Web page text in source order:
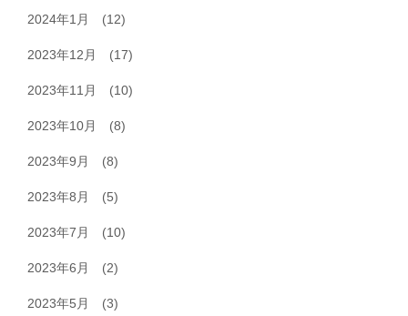
2024年1月 (12)
2023年12月 (17)
2023年11月 (10)
2023年10月 (8)
2023年9月 (8)
2023年8月 (5)
2023年7月 (10)
2023年6月 (2)
2023年5月 (3)